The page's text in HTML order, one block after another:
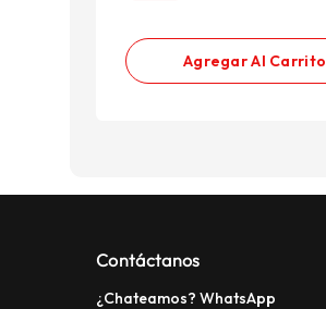
Agregar Al Carrito
Contáctanos
¿Chateamos? WhatsApp